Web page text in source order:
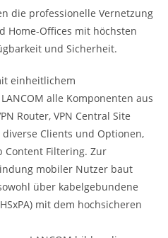
die professionelle Vernetzung
Home-Offices mit höchsten
und Sicherheit.
einheitlichem
alle Komponenten aus
Router, VPN Central Site
Clients und Optionen,
Content Filtering. Zur
mobiler Nutzer baut
über kabelgebundene
mit dem hochsicheren